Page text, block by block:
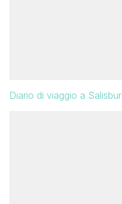
Diario di viaggio a